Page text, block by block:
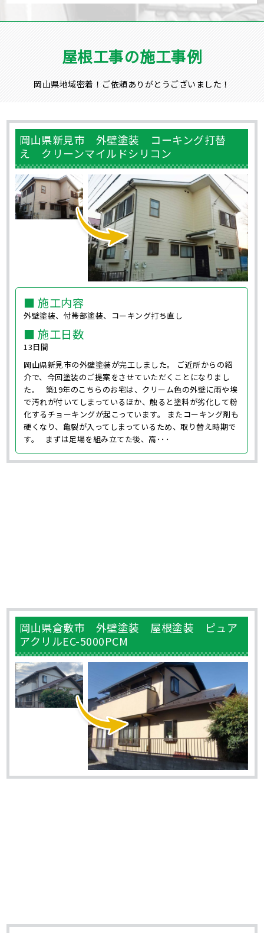
屋根工事の施工事例
岡山県地域密着！ご依頼ありがとうございました！
岡山県新見市 外壁塗装 コーキング打替
え クリーンマイルドシリコン
■ 施工内容
外壁塗装、付帯部塗装、コーキング打ち直し
■ 施工日数
13日間
岡山県新見市の外壁塗装が完工しました。 ご近所からの紹
介で、今回塗装のご提案をさせていただくことになりまし
た。 築19年のこちらのお宅は、クリーム色の外壁に雨や埃
で汚れが付いてしまっているほか、触ると塗料が劣化して粉
化するチョーキングが起こっています。 またコーキング剤も
硬くなり、亀裂が入ってしまっているため、取り替え時期で
す。 まずは足場を組み立てた後、高･･･
岡山県倉敷市 外壁塗装 屋根塗装 ピュア
アクリルEC-5000PCM